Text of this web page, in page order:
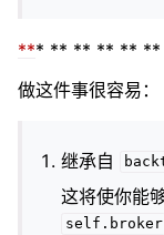
*** ** ** ** ** **
做这件事很容易：
继承自
这将使你能
self.broker